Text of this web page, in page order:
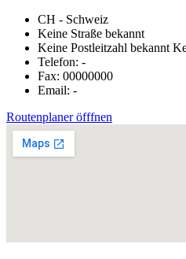
CH - Schweiz
Keine Straße bekannt
Keine Postleitzahl bekannt
Telefon: -
Fax: 00000000
Email: -
Routenplaner öfffnen